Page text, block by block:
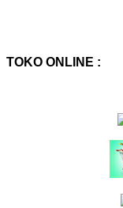
TOKO ONLINE :